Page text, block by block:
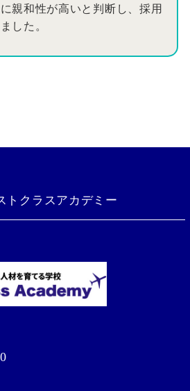
親和性が高いと判断し、採用
した。
トクラスアカデミー